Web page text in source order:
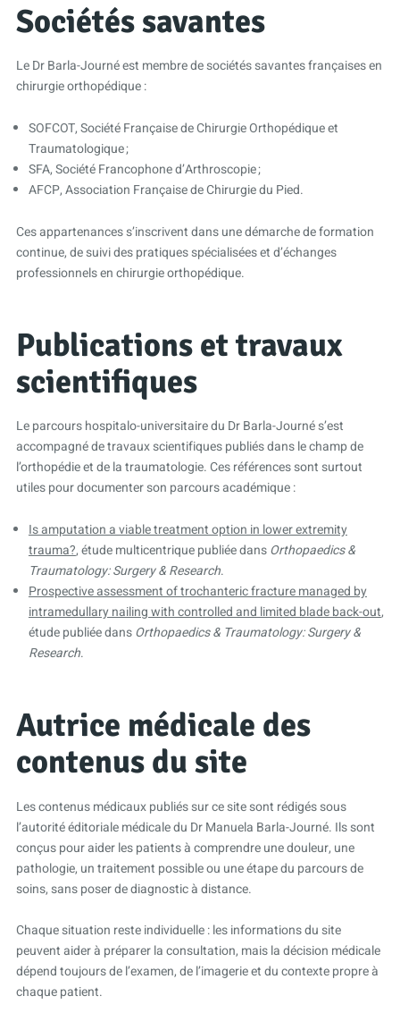
Sociétés savantes
Le Dr Barla-Journé est membre de sociétés savantes françaises en
chirurgie orthopédique :
SOFCOT, Société Française de Chirurgie Orthopédique et
Traumatologique ;
SFA, Société Francophone d’Arthroscopie ;
AFCP, Association Française de Chirurgie du Pied.
Ces appartenances s’inscrivent dans une démarche de formation
continue, de suivi des pratiques spécialisées et d’échanges
professionnels en chirurgie orthopédique.
Publications et travaux
scientifiques
Le parcours hospitalo-universitaire du Dr Barla-Journé s’est
accompagné de travaux scientifiques publiés dans le champ de
l’orthopédie et de la traumatologie. Ces références sont surtout
utiles pour documenter son parcours académique :
Is amputation a viable treatment option in lower extremity
trauma?, étude multicentrique publiée dansOrthopaedics &
Traumatology: Surgery & Research.
Prospective assessment of trochanteric fracture managed by
intramedullary nailing with controlled and limited blade back-out,
étude publiée dansOrthopaedics & Traumatology: Surgery &
Research.
Autrice médicale des
contenus du site
Les contenus médicaux publiés sur ce site sont rédigés sous
l’autorité éditoriale médicale du Dr Manuela Barla-Journé. Ils sont
conçus pour aider les patients à comprendre une douleur, une
pathologie, un traitement possible ou une étape du parcours de
soins, sans poser de diagnostic à distance.
Chaque situation reste individuelle : les informations du site
peuvent aider à préparer la consultation, mais la décision médicale
dépend toujours de l’examen, de l’imagerie et du contexte propre à
chaque patient.